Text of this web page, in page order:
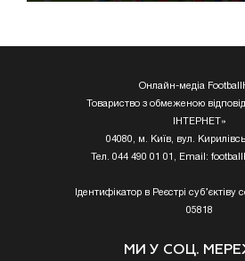
Онлайн-медіа
Товариство з обмеженою
ІНТЕРНЕТ»
04080, м. Київ, вул.
Тел. 044 490 01 01, Email:
Ідентифікатор в Реєстрі суб’єктіву
05818
МИ У СОЦ.